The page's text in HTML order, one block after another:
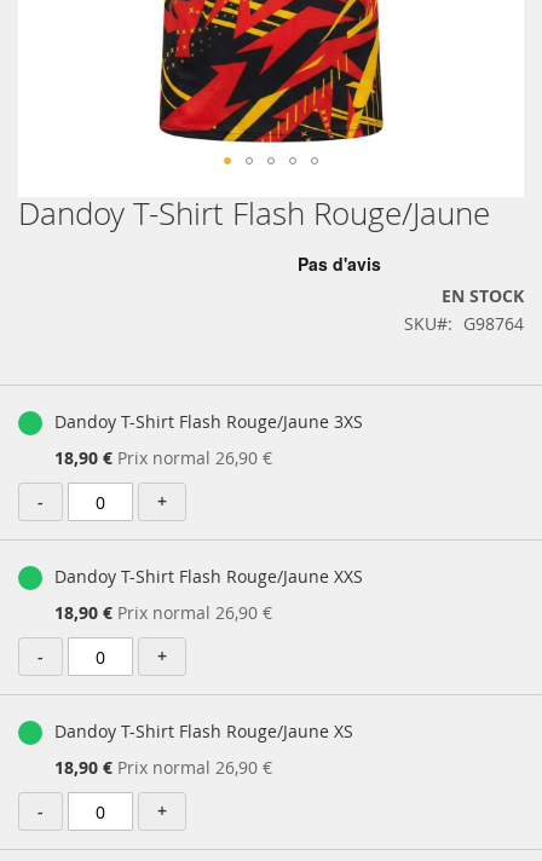
Skip
to
Dandoy T-Shirt Flash Rouge/Jaune
EN STOCK
SKU
G98764
groupésDandoy T-Shirt Flash Rouge/Jaune 3XS
Prix
Spécial
18,90 € Prix normal 26,90 €
-
+
Dandoy T-Shirt Flash Rouge/Jaune XXS
Prix
Spécial
18,90 € Prix normal 26,90 €
-
+
Dandoy T-Shirt Flash Rouge/Jaune XS
Prix
Spécial
18,90 € Prix normal 26,90 €
-
+